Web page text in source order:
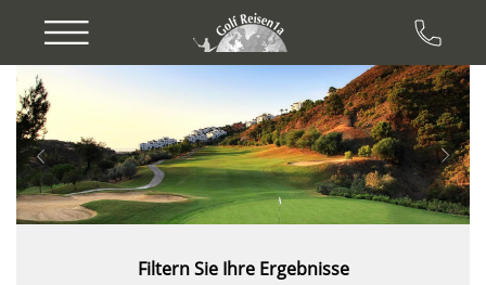
Previous Next
Filtern Sie Ihre Ergebnisse